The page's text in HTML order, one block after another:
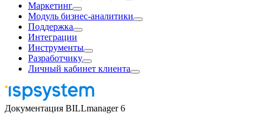
Маркетинг
Модуль бизнес-аналитики
Поддержка
Интеграции
Инструменты
Разработчику
Личный кабинет клиента
Документация BILLmanager 6